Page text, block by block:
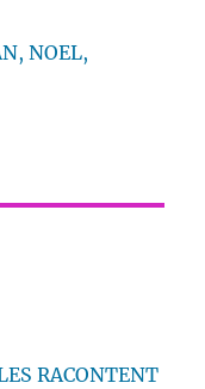
NOEL,
RACONTENT